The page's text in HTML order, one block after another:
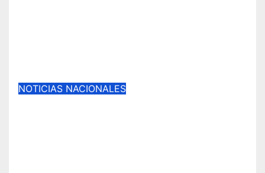
NOTICIAS NACIONALES